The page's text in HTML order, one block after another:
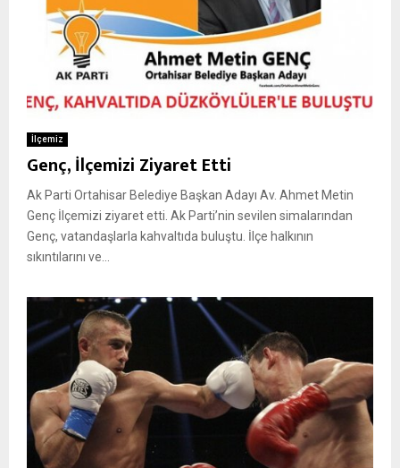
İlçemiz
Genç, İlçemizi Ziyaret Etti
Ak Parti Ortahisar Belediye Başkan Adayı Av. Ahmet Metin
Genç İlçemizi ziyaret etti. Ak Parti’nin sevilen simalarından
Genç, vatandaşlarla kahvaltıda buluştu. İlçe halkının
sıkıntılarını ve...